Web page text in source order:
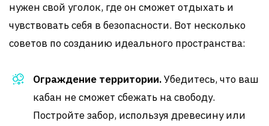
нужен свой уголок, где он сможет отдыхать и
чувствовать себя в безопасности. Вот несколько
советов по созданию идеального пространства:
Ограждение территории.Убедитесь, что ваш
кабан не сможет сбежать на свободу.
Постройте забор, используя древесину или